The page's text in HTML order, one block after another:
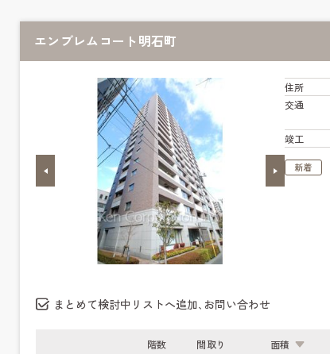
エンブレムコート明石町
住所
交通
竣工
新着
まとめて検討中リストへ追加､お問い合わせ
階数 間取り 面積